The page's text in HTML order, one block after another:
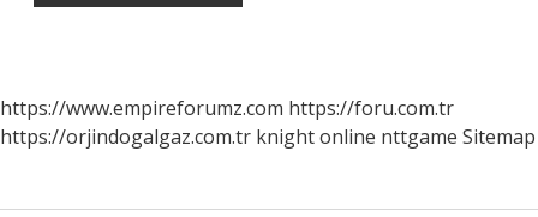
https://www.empireforumz.com https://foru.com.tr
https://orjindogalgaz.com.tr knight online nttgame Sitemap